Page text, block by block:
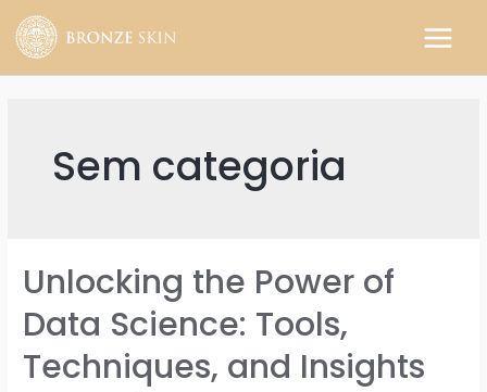
MAIN
Sem categoria
Unlocking the Power of
Data Science: Tools,
Techniques, and Insights